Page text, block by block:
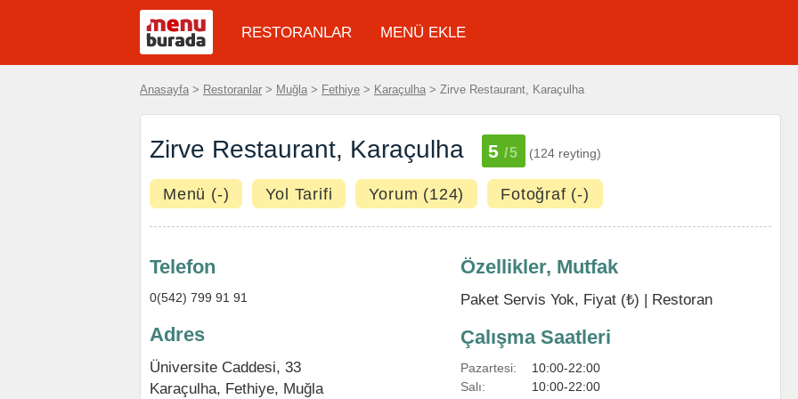
RESTORANLAR MENÜ EKLE
Anasayfa > Restoranlar > Muğla > Fethiye > Karaçulha > Zirve Restaurant, Karaçulha
Zirve Restaurant, Karaçulha 5 /5 (124 reyting)
Menü (-) Yol Tarifi Yorum (124) Fotoğraf (-)
Telefon
0(542) 799 91 91
Adres
Üniversite Caddesi, 33
Karaçulha, Fethiye, Muğla
Özellikler, Mutfak
Paket Servis Yok, Fiyat (₺) | Restoran
Çalışma Saatleri
Pazartesi:
10:00-22:00
Salı:
10:00-22:00